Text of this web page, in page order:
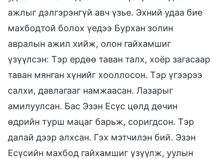
ажлыг дэлгэрэнгүй авч үзье. Эхний удаа бие
махбодтой болох үедээ Бурхан золин
авралын ажил хийж, олон гайхамшиг
үзүүлсэн: Тэр ердөө таван талх, хоёр загасаар
таван мянган хүнийг хооллосон. Тэр үгээрээ
салхи, давлагааг намжаасан. Лазарыг
амилуулсан. Бас Эзэн Есүс цөлд дөчин
өдрийн турш мацаг барьж, соригдсон. Тэр
далай дээр алхсан. Гэх мэтчилэн бий. Эзэн
Есүсийн махбод гайхамшиг үзүүлж, уулын